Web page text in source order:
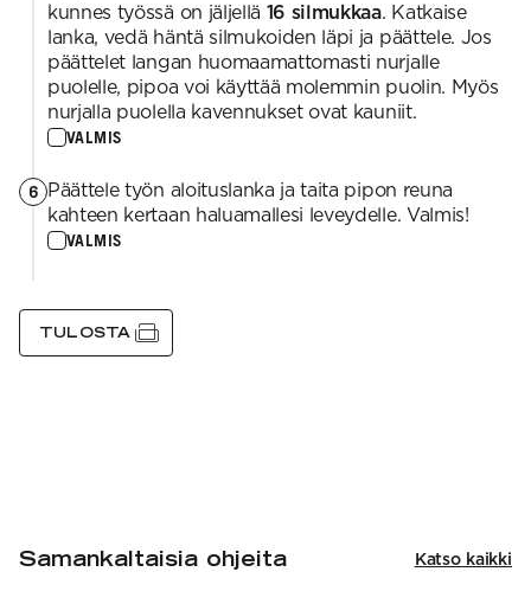
kunnes työssä on jäljellä 16 silmukkaa. Katkaise
lanka, vedä häntä silmukoiden läpi ja päättele. Jos
päättelet langan huomaamattomasti nurjalle
puolelle, pipoa voi käyttää molemmin puolin. Myös
nurjalla puolella kavennukset ovat kauniit.
VALMIS
6 Päättele työn aloituslanka ja taita pipon reuna
kahteen kertaan haluamallesi leveydelle. Valmis!
VALMIS
TULOSTA
Samankaltaisia ohjeita Katso kaikki